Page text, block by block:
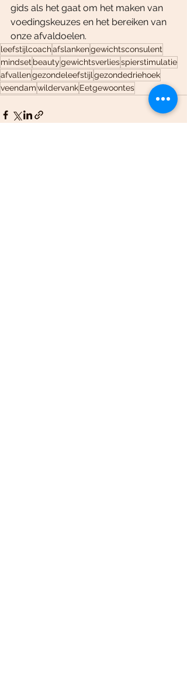
gids als het gaat om het maken van
voedingskeuzes en het bereiken van
onze afvaldoelen.
leefstijlcoachafslankengewichtsconsulent
mindset beautygewichtsverliesspierstimulatie
afvallengezondeleefstijl gezondedriehoek
veendamwildervankEetgewoontes